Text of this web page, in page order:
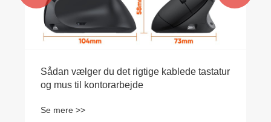
Sådan vælger du det rigtige kablede tastatur
og mus til kontorarbejde
Se mere >>